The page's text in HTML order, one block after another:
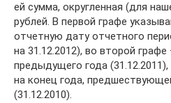
ей сумма, округленная (для
рублей. В первой графе
отчетную дату отчетного
на 31.12.2012), во второй
предыдущего года
на конец года,
(31.12.2010).